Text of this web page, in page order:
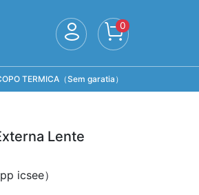
0
TERMICA（Sem garatia）
Lente
icsee）